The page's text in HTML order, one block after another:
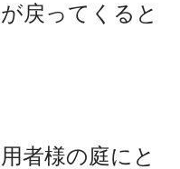
戻ってくると
者様の庭にと